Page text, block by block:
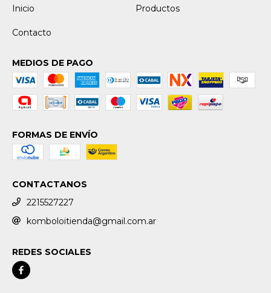
Inicio
Productos
Contacto
MEDIOS DE PAGO
FORMAS DE ENVÍO
CONTACTANOS
2215527227
komboloitienda@gmail.com.ar
REDES SOCIALES